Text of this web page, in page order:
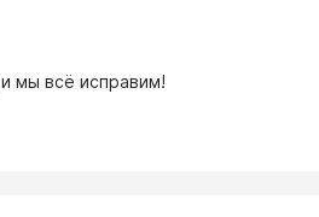
и мы всё исправим!